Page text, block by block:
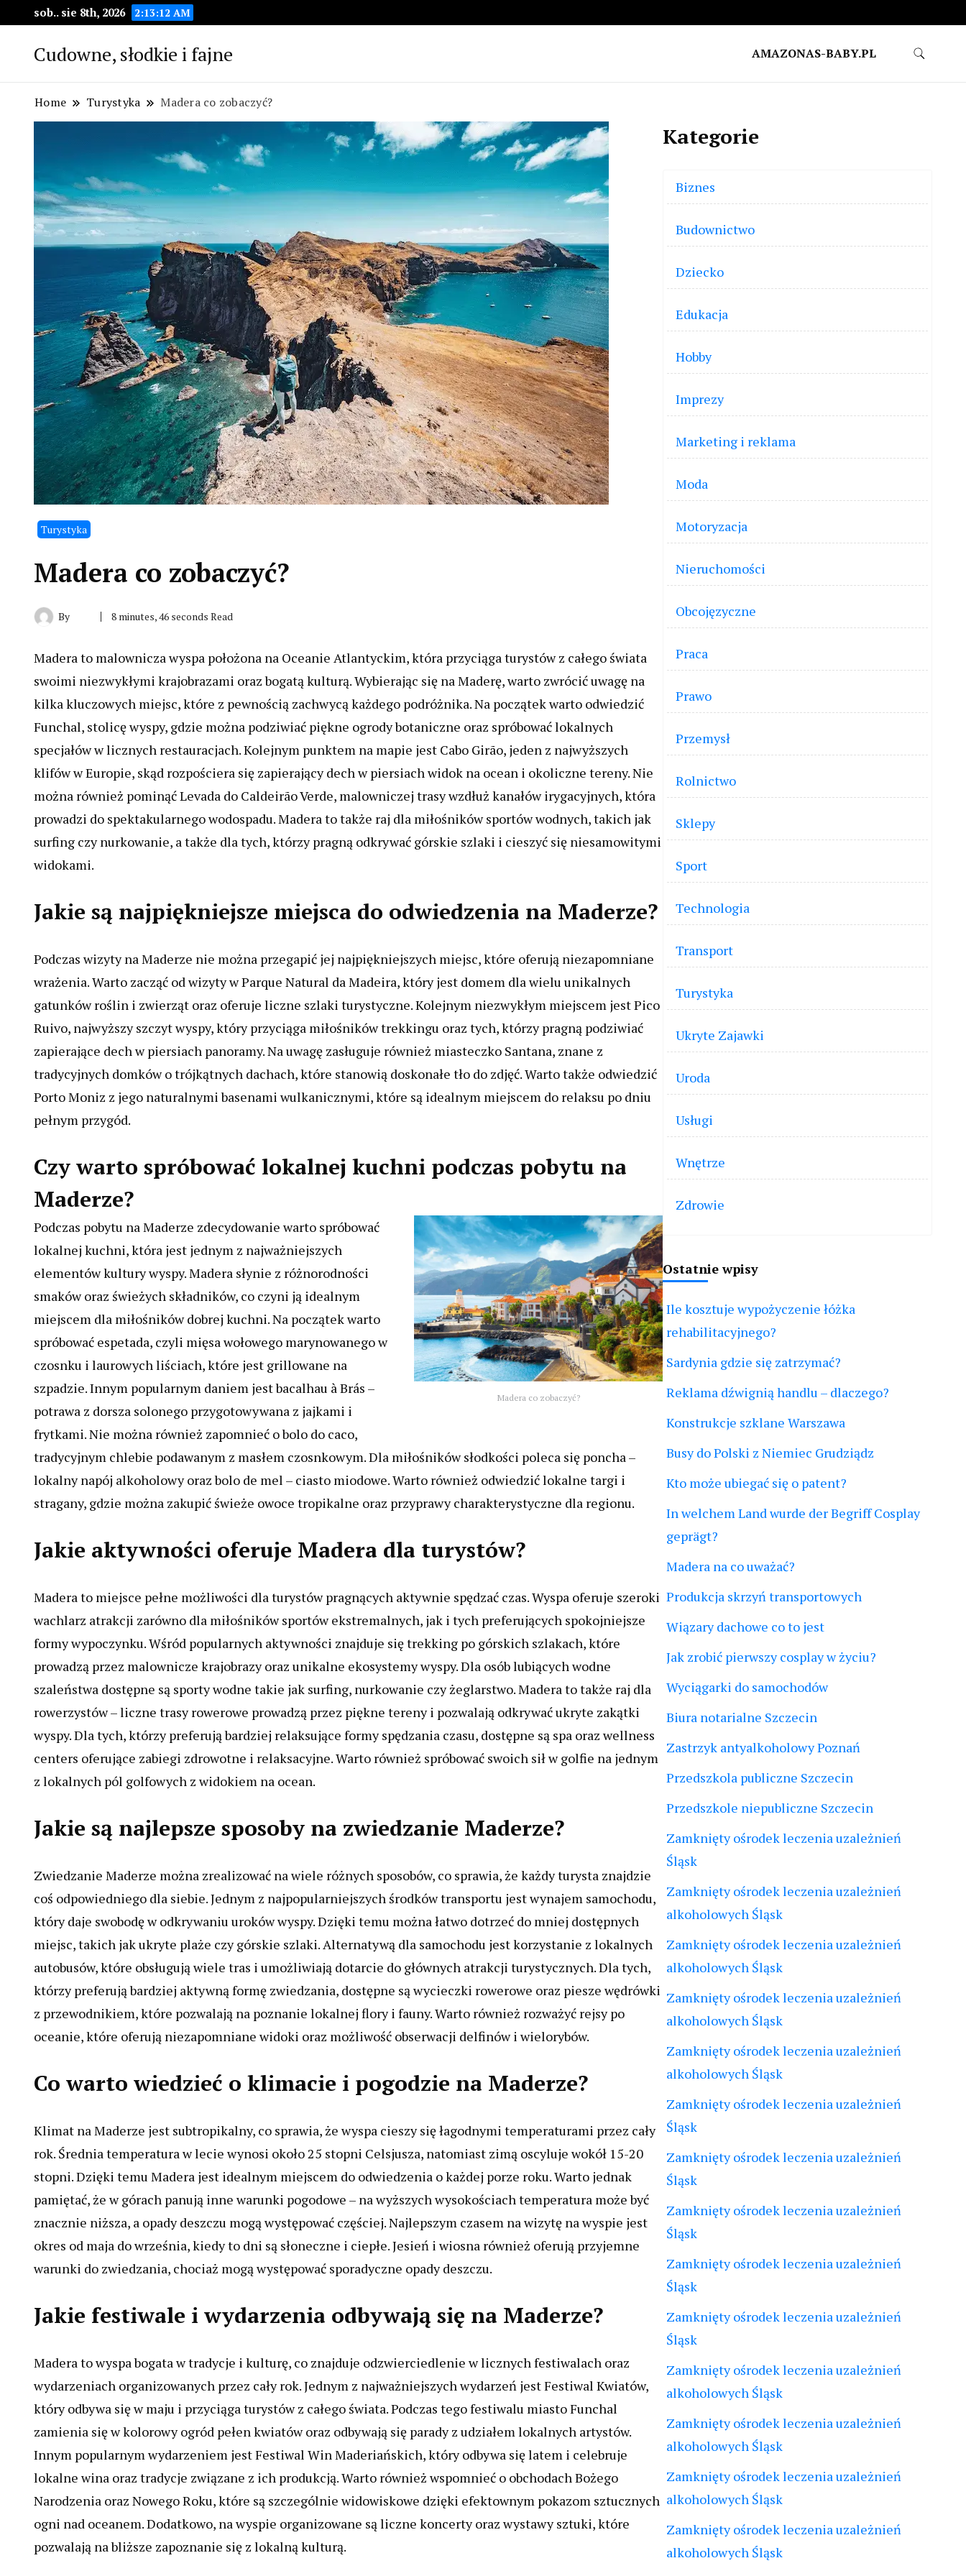
sob.. sie 8th, 2026 2:13:13 AM
Cudowne, słodkie i fajne AMAZONAS-BABY.PL
Home Turystyka Madera co zobaczyć?
Turystyka
Madera co zobaczyć?
By 8 minutes, 46 seconds Read
Madera to malownicza wyspa położona na Oceanie Atlantyckim, która przyciąga turystów z całego świata
swoimi niezwykłymi krajobrazami oraz bogatą kulturą. Wybierając się na Maderę, warto zwrócić uwagę na
kilka kluczowych miejsc, które z pewnością zachwycą każdego podróżnika. Na początek warto odwiedzić
Funchal, stolicę wyspy, gdzie można podziwiać piękne ogrody botaniczne oraz spróbować lokalnych
specjałów w licznych restauracjach. Kolejnym punktem na mapie jest Cabo Girão, jeden z najwyższych
klifów w Europie, skąd rozpościera się zapierający dech w piersiach widok na ocean i okoliczne tereny. Nie
można również pominąć Levada do Caldeirão Verde, malowniczej trasy wzdłuż kanałów irygacyjnych, która
prowadzi do spektakularnego wodospadu. Madera to także raj dla miłośników sportów wodnych, takich jak
surfing czy nurkowanie, a także dla tych, którzy pragną odkrywać górskie szlaki i cieszyć się niesamowitymi
widokami.
Jakie są najpiękniejsze miejsca do odwiedzenia na Maderze?
Podczas wizyty na Maderze nie można przegapić jej najpiękniejszych miejsc, które oferują niezapomniane
wrażenia. Warto zacząć od wizyty w Parque Natural da Madeira, który jest domem dla wielu unikalnych
gatunków roślin i zwierząt oraz oferuje liczne szlaki turystyczne. Kolejnym niezwykłym miejscem jest Pico
Ruivo, najwyższy szczyt wyspy, który przyciąga miłośników trekkingu oraz tych, którzy pragną podziwiać
zapierające dech w piersiach panoramy. Na uwagę zasługuje również miasteczko Santana, znane z
tradycyjnych domków o trójkątnych dachach, które stanowią doskonałe tło do zdjęć. Warto także odwiedzić
Porto Moniz z jego naturalnymi basenami wulkanicznymi, które są idealnym miejscem do relaksu po dniu
pełnym przygód.
Czy warto spróbować lokalnej kuchni podczas pobytu na
Maderze?
Madera co zobaczyć?
Podczas pobytu na Maderze zdecydowanie warto spróbować
lokalnej kuchni, która jest jednym z najważniejszych
elementów kultury wyspy. Madera słynie z różnorodności
smaków oraz świeżych składników, co czyni ją idealnym
miejscem dla miłośników dobrej kuchni. Na początek warto
spróbować espetada, czyli mięsa wołowego marynowanego w
czosnku i laurowych liściach, które jest grillowane na
szpadzie. Innym popularnym daniem jest bacalhau à Brás –
potrawa z dorsza solonego przygotowywana z jajkami i
frytkami. Nie można również zapomnieć o bolo do caco,
tradycyjnym chlebie podawanym z masłem czosnkowym. Dla miłośników słodkości poleca się poncha –
lokalny napój alkoholowy oraz bolo de mel – ciasto miodowe. Warto również odwiedzić lokalne targi i
stragany, gdzie można zakupić świeże owoce tropikalne oraz przyprawy charakterystyczne dla regionu.
Jakie aktywności oferuje Madera dla turystów?
Madera to miejsce pełne możliwości dla turystów pragnących aktywnie spędzać czas. Wyspa oferuje szeroki
wachlarz atrakcji zarówno dla miłośników sportów ekstremalnych, jak i tych preferujących spokojniejsze
formy wypoczynku. Wśród popularnych aktywności znajduje się trekking po górskich szlakach, które
prowadzą przez malownicze krajobrazy oraz unikalne ekosystemy wyspy. Dla osób lubiących wodne
szaleństwa dostępne są sporty wodne takie jak surfing, nurkowanie czy żeglarstwo. Madera to także raj dla
rowerzystów – liczne trasy rowerowe prowadzą przez piękne tereny i pozwalają odkrywać ukryte zakątki
wyspy. Dla tych, którzy preferują bardziej relaksujące formy spędzania czasu, dostępne są spa oraz wellness
centers oferujące zabiegi zdrowotne i relaksacyjne. Warto również spróbować swoich sił w golfie na jednym
z lokalnych pól golfowych z widokiem na ocean.
Jakie są najlepsze sposoby na zwiedzanie Maderze?
Zwiedzanie Maderze można zrealizować na wiele różnych sposobów, co sprawia, że każdy turysta znajdzie
coś odpowiedniego dla siebie. Jednym z najpopularniejszych środków transportu jest wynajem samochodu,
który daje swobodę w odkrywaniu uroków wyspy. Dzięki temu można łatwo dotrzeć do mniej dostępnych
miejsc, takich jak ukryte plaże czy górskie szlaki. Alternatywą dla samochodu jest korzystanie z lokalnych
autobusów, które obsługują wiele tras i umożliwiają dotarcie do głównych atrakcji turystycznych. Dla tych,
którzy preferują bardziej aktywną formę zwiedzania, dostępne są wycieczki rowerowe oraz piesze wędrówki
z przewodnikiem, które pozwalają na poznanie lokalnej flory i fauny. Warto również rozważyć rejsy po
oceanie, które oferują niezapomniane widoki oraz możliwość obserwacji delfinów i wielorybów.
Co warto wiedzieć o klimacie i pogodzie na Maderze?
Klimat na Maderze jest subtropikalny, co sprawia, że wyspa cieszy się łagodnymi temperaturami przez cały
rok. Średnia temperatura w lecie wynosi około 25 stopni Celsjusza, natomiast zimą oscyluje wokół 15-20
stopni. Dzięki temu Madera jest idealnym miejscem do odwiedzenia o każdej porze roku. Warto jednak
pamiętać, że w górach panują inne warunki pogodowe – na wyższych wysokościach temperatura może być
znacznie niższa, a opady deszczu mogą występować częściej. Najlepszym czasem na wizytę na wyspie jest
okres od maja do września, kiedy to dni są słoneczne i ciepłe. Jesień i wiosna również oferują przyjemne
warunki do zwiedzania, chociaż mogą występować sporadyczne opady deszczu.
Jakie festiwale i wydarzenia odbywają się na Maderze?
Madera to wyspa bogata w tradycje i kulturę, co znajduje odzwierciedlenie w licznych festiwalach oraz
wydarzeniach organizowanych przez cały rok. Jednym z najważniejszych wydarzeń jest Festiwal Kwiatów,
który odbywa się w maju i przyciąga turystów z całego świata. Podczas tego festiwalu miasto Funchal
zamienia się w kolorowy ogród pełen kwiatów oraz odbywają się parady z udziałem lokalnych artystów.
Innym popularnym wydarzeniem jest Festiwal Win Maderiańskich, który odbywa się latem i celebruje
lokalne wina oraz tradycje związane z ich produkcją. Warto również wspomnieć o obchodach Bożego
Narodzenia oraz Nowego Roku, które są szczególnie widowiskowe dzięki efektownym pokazom sztucznych
ogni nad oceanem. Dodatkowo, na wyspie organizowane są liczne koncerty oraz wystawy sztuki, które
pozwalają na bliższe zapoznanie się z lokalną kulturą.
Kategorie
Biznes
Budownictwo
Dziecko
Edukacja
Hobby
Imprezy
Marketing i reklama
Moda
Motoryzacja
Nieruchomości
Obcojęzyczne
Praca
Prawo
Przemysł
Rolnictwo
Sklepy
Sport
Technologia
Transport
Turystyka
Ukryte Zajawki
Uroda
Usługi
Wnętrze
Zdrowie
Ostatnie wpisy
Ile kosztuje wypożyczenie łóżka
rehabilitacyjnego?
Sardynia gdzie się zatrzymać?
Reklama dźwignią handlu – dlaczego?
Konstrukcje szklane Warszawa
Busy do Polski z Niemiec Grudziądz
Kto może ubiegać się o patent?
In welchem Land wurde der Begriff Cosplay
geprägt?
Madera na co uważać?
Produkcja skrzyń transportowych
Wiązary dachowe co to jest
Jak zrobić pierwszy cosplay w życiu?
Wyciągarki do samochodów
Biura notarialne Szczecin
Zastrzyk antyalkoholowy Poznań
Przedszkola publiczne Szczecin
Przedszkole niepubliczne Szczecin
Zamknięty ośrodek leczenia uzależnień
Śląsk
Zamknięty ośrodek leczenia uzależnień
alkoholowych Śląsk
Zamknięty ośrodek leczenia uzależnień
alkoholowych Śląsk
Zamknięty ośrodek leczenia uzależnień
alkoholowych Śląsk
Zamknięty ośrodek leczenia uzależnień
alkoholowych Śląsk
Zamknięty ośrodek leczenia uzależnień
Śląsk
Zamknięty ośrodek leczenia uzależnień
Śląsk
Zamknięty ośrodek leczenia uzależnień
Śląsk
Zamknięty ośrodek leczenia uzależnień
Śląsk
Zamknięty ośrodek leczenia uzależnień
Śląsk
Zamknięty ośrodek leczenia uzależnień
alkoholowych Śląsk
Zamknięty ośrodek leczenia uzależnień
alkoholowych Śląsk
Zamknięty ośrodek leczenia uzależnień
alkoholowych Śląsk
Zamknięty ośrodek leczenia uzależnień
alkoholowych Śląsk